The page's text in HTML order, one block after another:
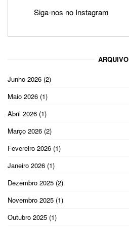
Siga-nos no Instagram
ARQUIVO
Junho 2026 (2)
Maio 2026 (1)
Abril 2026 (1)
Março 2026 (2)
Fevereiro 2026 (1)
Janeiro 2026 (1)
Dezembro 2025 (2)
Novembro 2025 (1)
Outubro 2025 (1)